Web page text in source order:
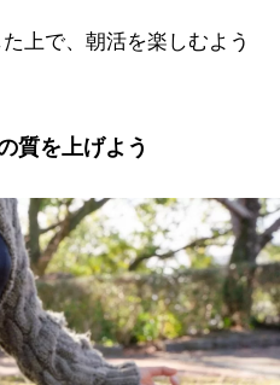
上で、朝活を楽しむよう
質を上げよう